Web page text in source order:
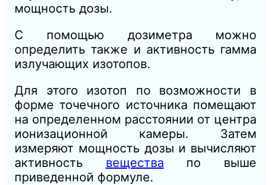
мощность дозы.
С помощью дозиметра можно
определить также и активность гамма
излучающих изотопов.
Для этого изотоп по возможности в
форме точечного источника помещают
на определенном расстоянии от центра
ионизационной камеры. Затем
измеряют мощность дозы и вычисляют
активность вещества по выше
приведенной формуле.